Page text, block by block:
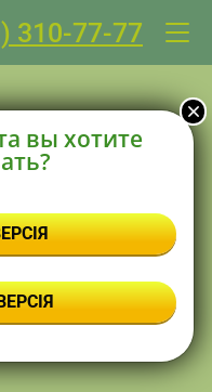
310-77-77
вы хотите